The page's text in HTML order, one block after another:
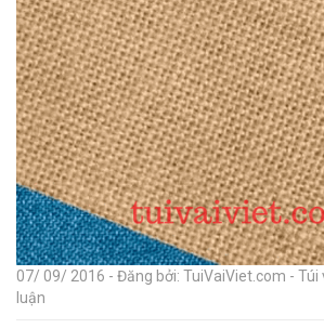
07/ 09/ 2016 - Đăng bởi: TuiVaiViet.com - Túi
luận